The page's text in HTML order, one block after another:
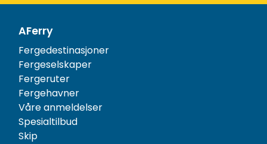
AFerry
Fergedestinasjoner
Fergeselskaper
Fergeruter
Fergehavner
Våre anmeldelser
Spesialtilbud
Skip